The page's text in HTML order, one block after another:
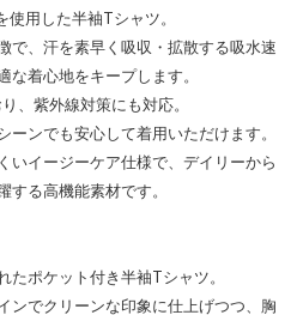
用した半袖Tシャツ。
で、汗を素早く吸収・拡散する吸水速
着心地をキープします。
、紫外線対策にも対応。
ーンでも安心して着用いただけます。
いイージーケア仕様で、デイリーから
する高機能素材です。
たポケット付き半袖Tシャツ。
ンでクリーンな印象に仕上げつつ、胸